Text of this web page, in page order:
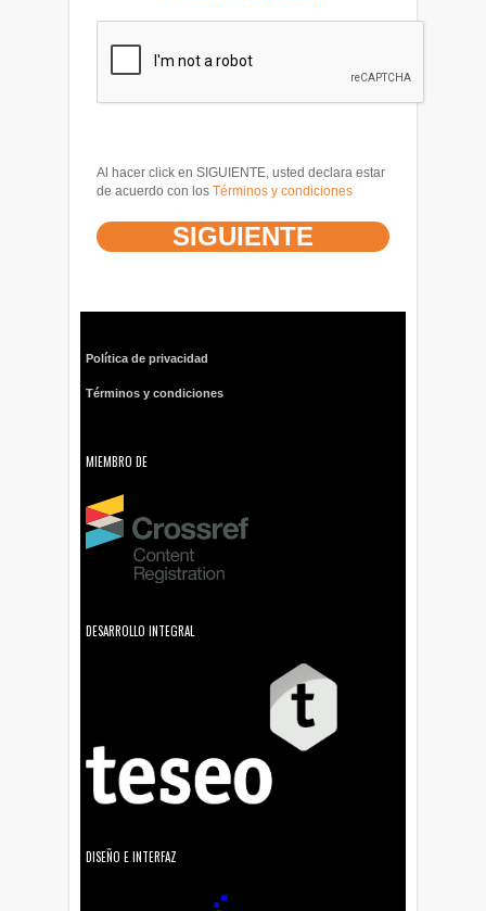
Al hacer click en SIGUIENTE, usted declara estar
de acuerdo con los Términos y condiciones
Política de privacidad
Términos y condiciones
MIEMBRO DE
DESARROLLO INTEGRAL
DISEÑO E INTERFAZ